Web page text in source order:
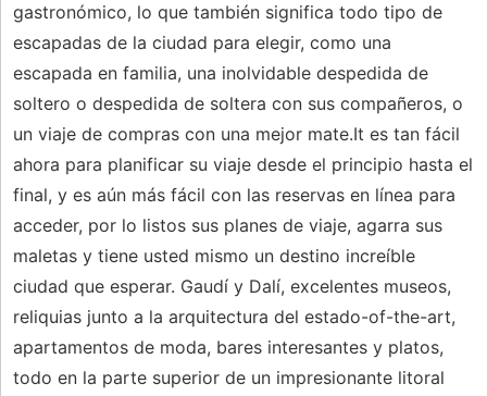
gastronómico, lo que también significa todo tipo de
escapadas de la ciudad para elegir, como una
escapada en familia, una inolvidable despedida de
soltero o despedida de soltera con sus compañeros, o
un viaje de compras con una mejor mate.It es tan fácil
ahora para planificar su viaje desde el principio hasta el
final, y es aún más fácil con las reservas en línea para
acceder, por lo listos sus planes de viaje, agarra sus
maletas y tiene usted mismo un destino increíble
ciudad que esperar. Gaudí y Dalí, excelentes museos,
reliquias junto a la arquitectura del estado-of-the-art,
apartamentos de moda, bares interesantes y platos,
todo en la parte superior de un impresionante litoral